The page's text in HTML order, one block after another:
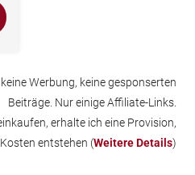
Werbung, keine gesponserten
Beiträge. Nur einige Affiliate-Links.
erhalte ich eine Provision,
entstehen (Weitere Details)